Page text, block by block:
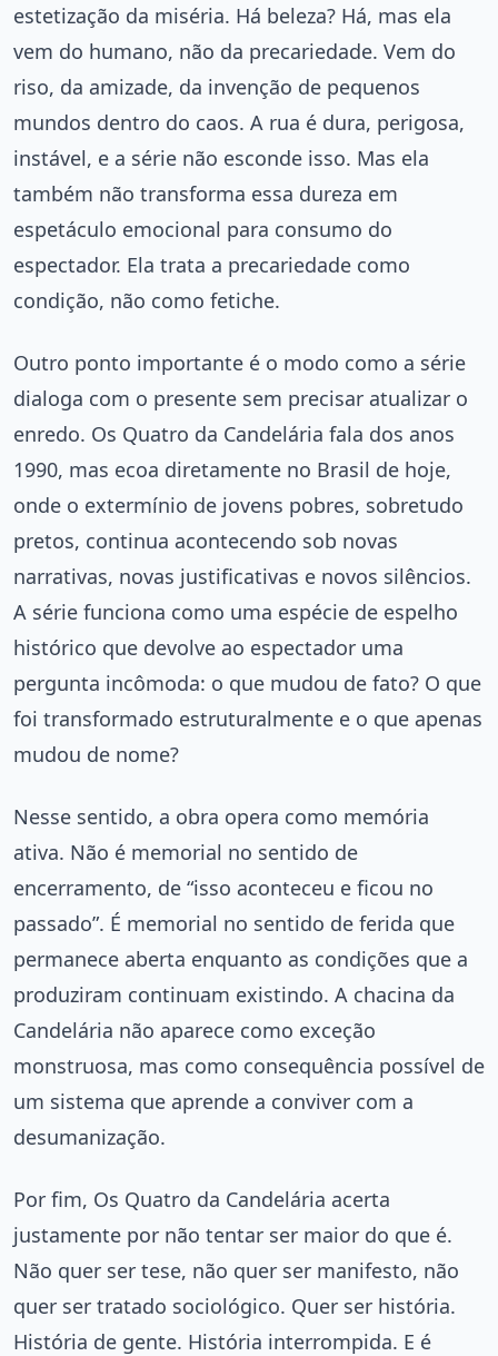
estetização da miséria. Há beleza? Há, mas ela
vem do humano, não da precariedade. Vem do
riso, da amizade, da invenção de pequenos
mundos dentro do caos. A rua é dura, perigosa,
instável, e a série não esconde isso. Mas ela
também não transforma essa dureza em
espetáculo emocional para consumo do
espectador. Ela trata a precariedade como
condição, não como fetiche.
Outro ponto importante é o modo como a série
dialoga com o presente sem precisar atualizar o
enredo. Os Quatro da Candelária fala dos anos
1990, mas ecoa diretamente no Brasil de hoje,
onde o extermínio de jovens pobres, sobretudo
pretos, continua acontecendo sob novas
narrativas, novas justificativas e novos silêncios.
A série funciona como uma espécie de espelho
histórico que devolve ao espectador uma
pergunta incômoda: o que mudou de fato? O que
foi transformado estruturalmente e o que apenas
mudou de nome?
Nesse sentido, a obra opera como memória
ativa. Não é memorial no sentido de
encerramento, de “isso aconteceu e ficou no
passado”. É memorial no sentido de ferida que
permanece aberta enquanto as condições que a
produziram continuam existindo. A chacina da
Candelária não aparece como exceção
monstruosa, mas como consequência possível de
um sistema que aprende a conviver com a
desumanização.
Por fim, Os Quatro da Candelária acerta
justamente por não tentar ser maior do que é.
Não quer ser tese, não quer ser manifesto, não
quer ser tratado sociológico. Quer ser história.
História de gente. História interrompida. E é